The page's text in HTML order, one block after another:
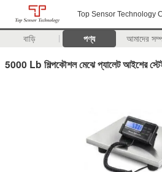
Top Sensor Technology
বাড়ি পণ্য আমাদের
5000 Lb শিল্পকৌশল মেঝে প্যালেট আইশের